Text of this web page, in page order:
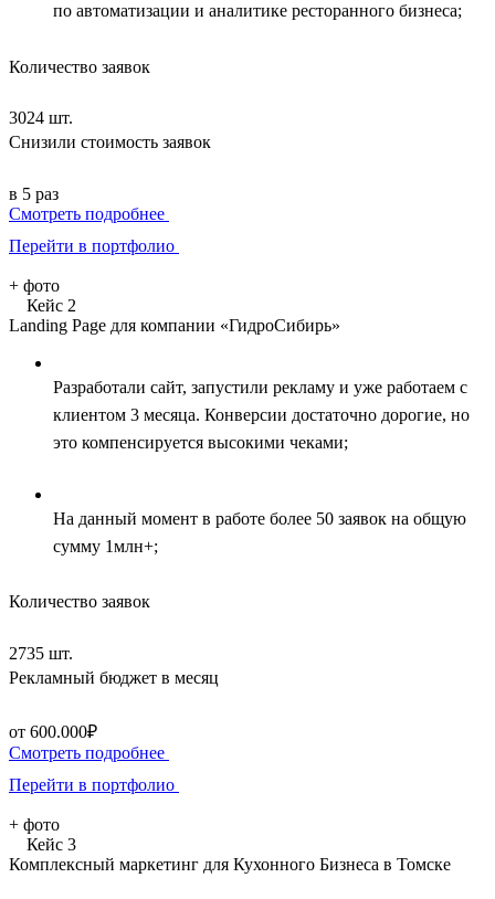
по автоматизации и аналитике ресторанного бизнеса;
Количество заявок
3024 шт.
Снизили стоимость заявок
в 5 раз
Смотреть подробнее
Перейти в портфолио
+ фото
Кейс 2
Landing Page для компании «ГидроСибирь»
Разработали сайт, запустили рекламу и уже работаем с
клиентом 3 месяца. Конверсии достаточно дорогие, но
это компенсируется высокими чеками;
На данный момент в работе более 50 заявок на общую
сумму 1млн+;
Количество заявок
2735 шт.
Рекламный бюджет в месяц
от 600.000₽
Смотреть подробнее
Перейти в портфолио
+ фото
Кейс 3
Комплексный маркетинг для Кухонного Бизнеса в Томске